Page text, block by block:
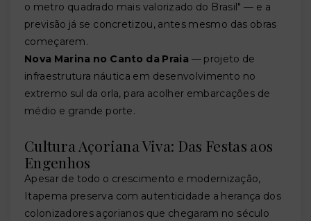
o metro quadrado mais valorizado do Brasil" — e a
previsão já se concretizou, antes mesmo das obras
começarem.
Nova Marina no Canto da Praia — projeto de
infraestrutura náutica em desenvolvimento no
extremo sul da orla, para acolher embarcações de
médio e grande porte.
Cultura Açoriana Viva: Das Festas aos
Engenhos
Apesar de todo o crescimento e modernização,
Itapema preserva com autenticidade a herança dos
colonizadores açorianos que chegaram no século